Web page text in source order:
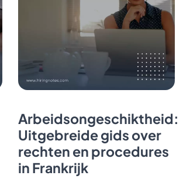
Arbeidsongeschiktheid:
Uitgebreide gids over
rechten en procedures
in Frankrijk